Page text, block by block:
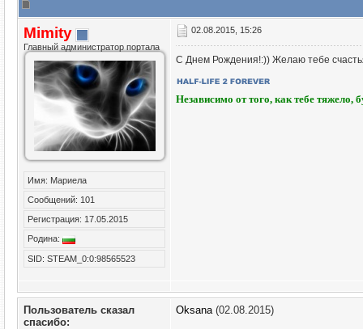
Mimity
Главный администратор портала
Имя: Мариела
Сообщений: 101
Регистрация: 17.05.2015
Родина:
SID: STEAM_0:0:98565523
02.08.2015, 15:26
С Днем Рождения!:)) Желаю тебе
Независимо от того, как тебе тяжело,
Пользователь сказал
cпасибо:
Oksana(02.08.2015)